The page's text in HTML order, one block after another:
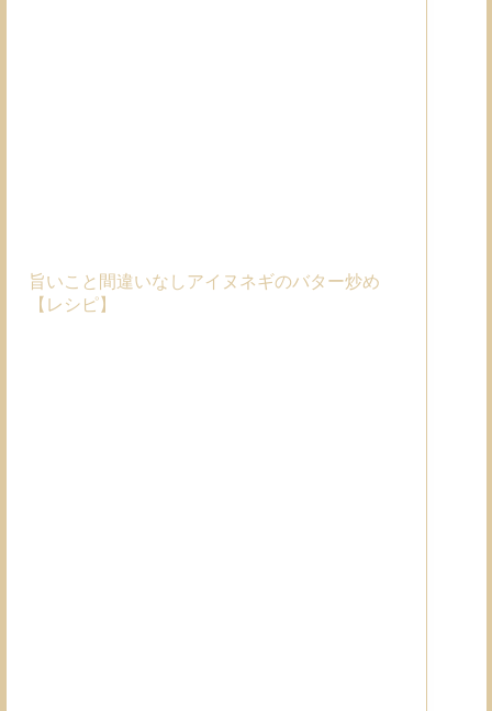
旨いこと間違いなしアイヌネギのバター炒め
【レシピ】